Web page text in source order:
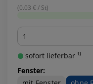
(0.03 € / St)
Menge
sofort lieferbar ¹⁾
Fenster: